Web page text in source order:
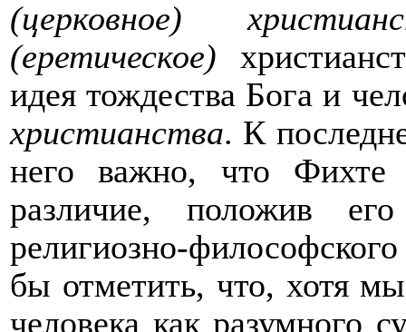
(церковное)
(еретическое)
идея тождества Бога и
христианства. К
него важно, что Фихте
различие, положив
религиозно-
бы отметить, что, хотя
человека как разумного